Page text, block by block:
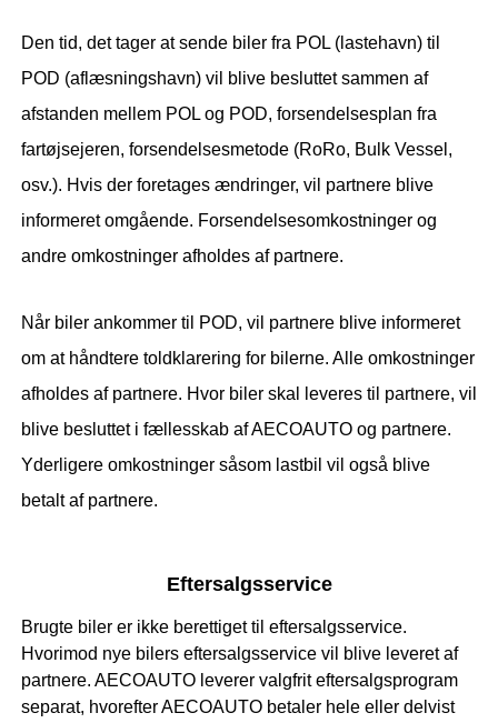
Den tid, det tager at sende biler fra POL (lastehavn) til
POD (aflæsningshavn) vil blive besluttet sammen af ​​
afstanden mellem POL og POD, forsendelsesplan fra
fartøjsejeren, forsendelsesmetode (RoRo, Bulk Vessel,
osv.). Hvis der foretages ændringer, vil partnere blive
informeret omgående. Forsendelsesomkostninger og
andre omkostninger afholdes af partnere.
Når biler ankommer til POD, vil partnere blive informeret
om at håndtere toldklarering for bilerne. Alle omkostninger
afholdes af partnere. Hvor biler skal leveres til partnere, vil
blive besluttet i fællesskab af AECOAUTO og partnere.
Yderligere omkostninger såsom lastbil vil også blive
betalt af partnere.
Eftersalgsservice
Brugte biler er ikke berettiget til eftersalgsservice.
Hvorimod nye bilers eftersalgsservice vil blive leveret af
partnere. AECOAUTO leverer valgfrit eftersalgsprogram
separat, hvorefter AECOAUTO betaler hele eller delvist